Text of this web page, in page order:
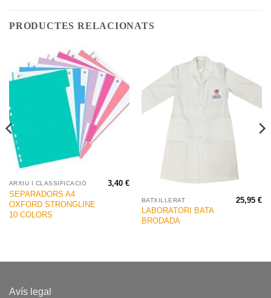
PRODUCTES RELACIONATS
ARXIU I CLASSIFICACIÓ
SEPARADORS A4
OXFORD STRONGLINE
10 COLORS
3,40€
BATXILLERAT
LABORATORI BATA
BRODADA
25,95€
Avís legal